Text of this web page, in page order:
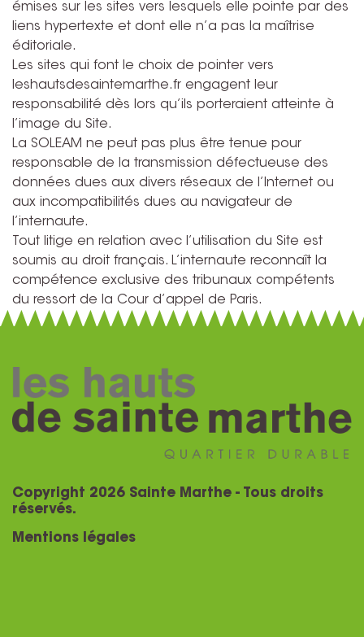
émises sur les sites vers lesquels elle pointe par des
liens hypertexte et dont elle n’a pas la maîtrise
éditoriale.
Les sites qui font le choix de pointer vers
leshautsdesaintemarthe.fr engagent leur
responsabilité dès lors qu’ils porteraient atteinte à
l’image du Site.
La SOLEAM ne peut pas plus être tenue pour
responsable de la transmission défectueuse des
données dues aux divers réseaux de l’Internet ou
aux incompatibilités dues au navigateur de
l’internaute.
Tout litige en relation avec l’utilisation du Site est
soumis au droit français. L’internaute reconnaît la
compétence exclusive des tribunaux compétents
du ressort de la Cour d’appel de Paris.
Copyright 2026 Sainte Marthe - Tous droits
réservés.
Mentions légales